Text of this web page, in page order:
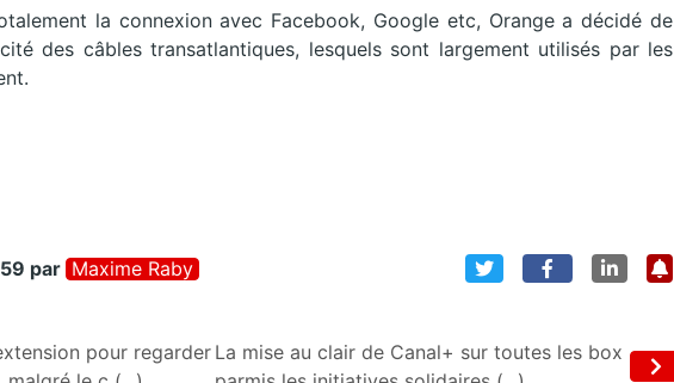
la connexion avec Facebook, Google etc, Orange a décidé de
des câbles transatlantiques, lesquels sont largement utilisés par les
par Maxime Raby
pour regarder La mise au clair de Canal+ sur toutes les box